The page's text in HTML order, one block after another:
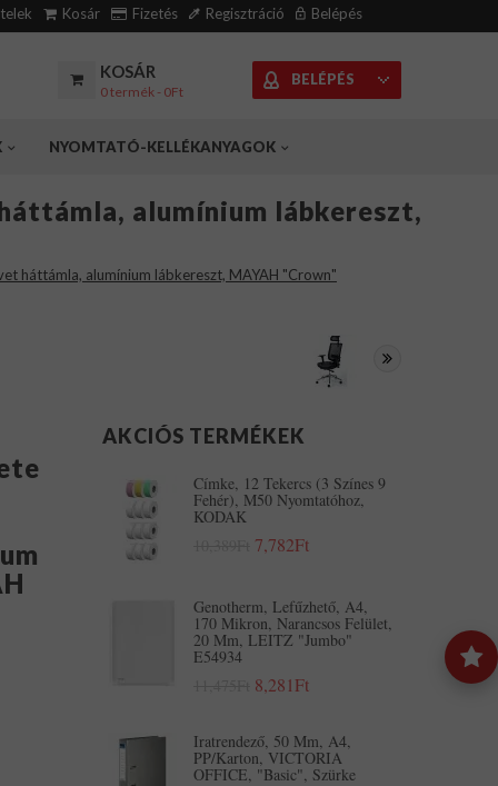
Kosár Fizetés Regisztráció Belépés
KOSÁR
0 termék - 0Ft
BELÉPÉS
NYOMTATÓ-KELLÉKANYAGOK
alumínium lábkereszt,
háttámla, alumínium lábkereszt, MAYAH "Crown"
AKCIÓS TERMÉKEK
Címke, 12 Tekercs (3 Színes 9
Fehér), M50 Nyomtatóhoz,
KODAK
7,782Ft
Genotherm, Lefűzhető, A4,
170 Mikron, Narancsos Felület,
20 Mm, LEITZ "Jumbo"
E54934
8,281Ft
Iratrendező, 50 Mm, A4,
PP/karton, VICTORIA
OFFICE, "Basic", Szürke